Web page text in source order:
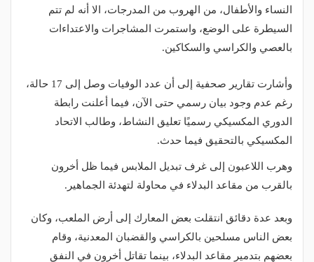
النساء والأطفال، من الهروب من المدرجات، الا أنه لم تتم
السيطرة على الوضع، واستمرت المشاجرات والاعتداءات
بالعصي والكراسي والسكاكين.
وأشارت تقارير صحفية إلى أن عدد الوفيات وصل إلى 17 حالة،
رغم عدم وجود بيان رسمي حتى الآن، فيما أعلنت رابطة
الدوري المكسيكي رسميًا تعليق النشاط، وطالب الاتحاد
المكسيكي بالتحقيق فيما حدث.
وهرب اللاعبون إلى غرف تبديل الملابس فيما ظل أخرون
بالقرب من مقاعد البدلاء في محاولة لتهدئة الجماهير.
وبعد عدة دقائق انتقلت بعض المعارك إلى أرض الملعب، وكان
بعض الناس مسلحين بالكراسي والقضبان المعدنية، وقام
بعضهم بتدمير مقاعد البدلاء، بينما تقاتل أخرون في النفق